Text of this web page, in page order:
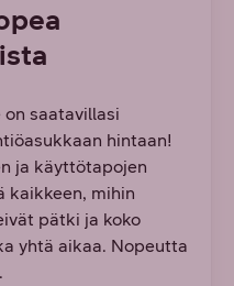
saatavillasi
hintaan!
ja käyttötapojen
kaikkeen, mihin
pätki ja koko
yhtä aikaa. Nopeutta